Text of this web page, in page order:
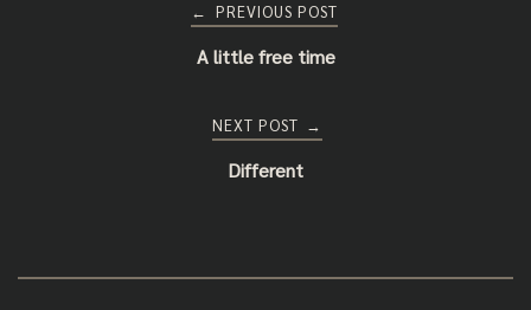
← PREVIOUS POST
A little free time
NEXT POST →
Different